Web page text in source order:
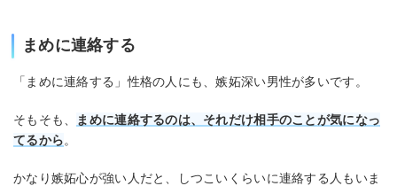
まめに連絡する
「まめに連絡する」性格の人にも、嫉妬深い男性が多いです。
そもそも、
まめに連絡するのは、それだけ相手のことが気になっ
てるから。
かなり嫉妬心が強い人だと、しつこいくらいに連絡する人もいま